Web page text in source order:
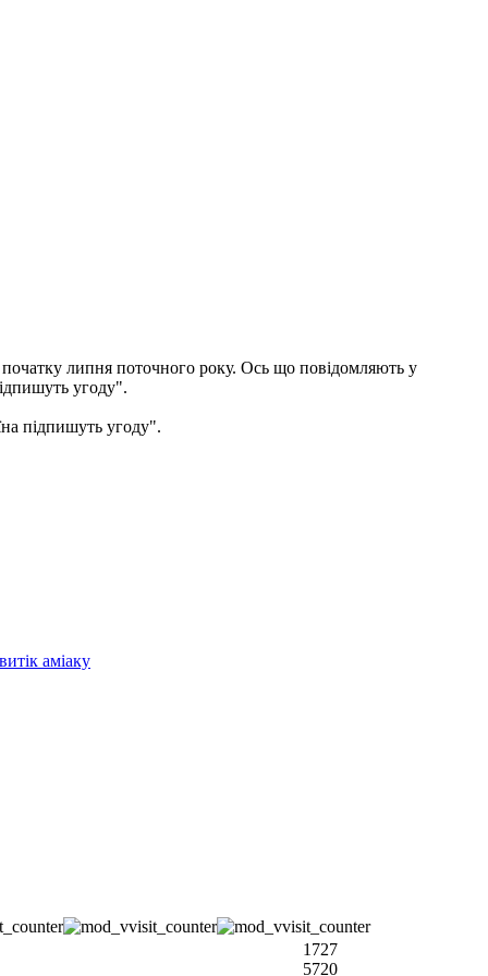
липня поточного року. Ось що повідомляють у
угоду".
підпишуть угоду".
аміаку
1727
5720